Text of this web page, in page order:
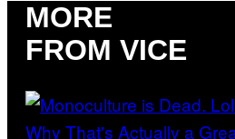
MORE
FROM VICE